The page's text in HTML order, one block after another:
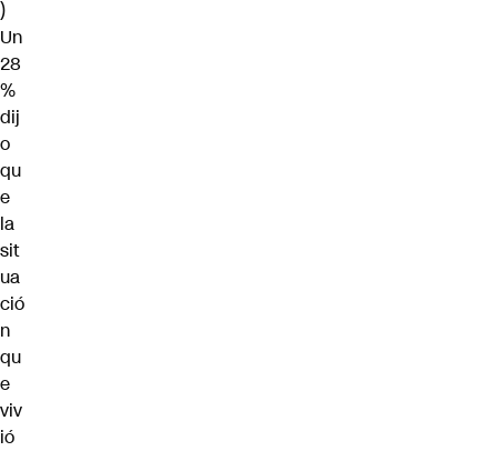
)
Un
28
%
dij
o
qu
e
la
sit
ua
ció
n
qu
e
viv
ió